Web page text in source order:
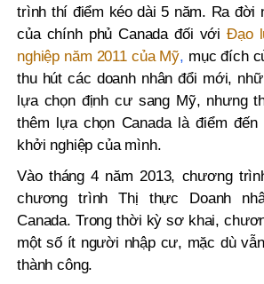
trình thí điểm kéo dài 5 năm. Ra đời
của chính phủ Canada đối vớiĐạo
nghiệp năm 2011 của Mỹ, mục đích
thu hút các doanh nhân đổi mới,
lựa chọn định cư sang Mỹ, nhưng
thêm lựa chọn Canada là điểm đến
khởi nghiệp của mình.
Vào tháng 4 năm 2013, chương
chương trình Thị thực Doanh
Canada. Trong thời kỳ sơ khai,
một số ít người nhập cư, mặc dù
thành công.